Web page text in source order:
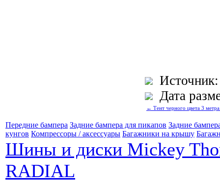
Дата
← Тент черного цвета 3 метра
Передние бампера Задние бампера для пикапов Задние
кунгов Компрессоры / аксессуары Багажники на крышу
Шины и диски Mickey
RADIAL